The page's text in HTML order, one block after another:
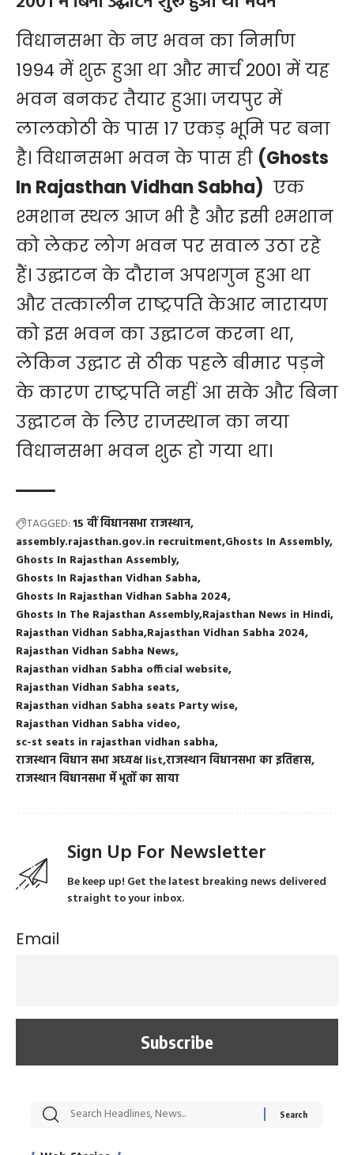
विधानसभा के नए भवन का निर्माण
1994 में शुरू हुआ था और मार्च 2001 में यह
भवन बनकर तैयार हुआ। जयपुर में
लालकोठी के पास 17 एकड़ भूमि पर बना
है। विधानसभा भवन के पास ही (Ghosts
In Rajasthan Vidhan Sabha) एक
श्मशान स्थल आज भी है और इसी श्मशान
को लेकर लोग भवन पर सवाल उठा रहे
हैं। उद्घाटन के दौरान अपशगुन हुआ था
और तत्कालीन राष्ट्रपति केआर नारायण
को इस भवन का उद्घाटन करना था,
लेकिन उद्घाट से ठीक पहले बीमार पड़ने
के कारण राष्ट्रपति नहीं आ सके और बिना
उद्घाटन के लिए राजस्थान का नया
विधानसभा भवन शुरू हो गया था।
TAGGED:15 वीं विधानसभा राजस्थान
assembly.rajasthan.gov.in recruitment Ghosts In Assembly
Ghosts In Rajasthan Assembly
Ghosts In Rajasthan Vidhan Sabha
Ghosts In Rajasthan Vidhan Sabha 2024
Ghosts In The Rajasthan Assembly Rajasthan News in Hindi
Rajasthan Vidhan Sabha Rajasthan Vidhan Sabha 2024
Rajasthan Vidhan Sabha News
Rajasthan vidhan Sabha official website
Rajasthan Vidhan Sabha seats
Rajasthan vidhan Sabha seats Party wise
Rajasthan Vidhan Sabha video
sc-st seats in rajasthan vidhan sabha
राजस्थान विधान सभा अध्यक्ष list राजस्थान विधानसभा का इतिहास
राजस्थान विधानसभा में भूतों का साया
Sign Up For Newsletter
Be keep up! Get the latest breaking news delivered
straight to your inbox.
Email
सट्टेबाजी में अरेस्ट हुए
साहिल खान
रोज एक कच्चे लहसुन